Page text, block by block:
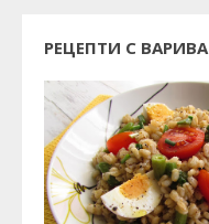
РЕЦЕПТИ С ВАРИВА